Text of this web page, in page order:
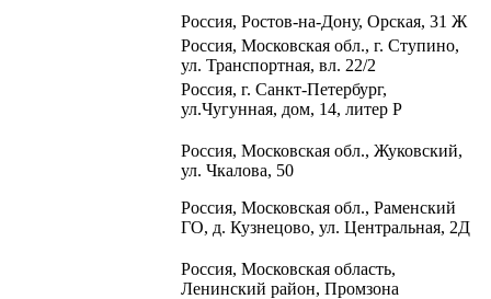
Россия, Ростов-на-Дону, Орская, 31 Ж
Россия, Московская обл., г. Ступино,
ул. Транспортная, вл. 22/2
Россия, г. Санкт-Петербург,
ул.Чугунная, дом, 14, литер Р
Россия, Московская обл., Жуковский,
ул. Чкалова, 50
Россия, Московская обл., Раменский
ГО, д. Кузнецово, ул. Центральная, 2Д
Россия, Московская область,
Ленинский район, Промзона